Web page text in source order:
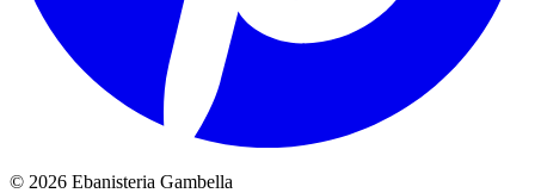
© 2026 Ebanisteria Gambella